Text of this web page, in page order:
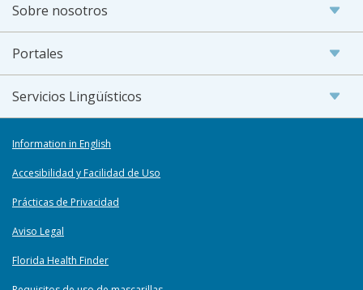
Sobre nosotros
Portales
Servicios Lingüísticos
Information in English
Accesibilidad y Facilidad de Uso
Prácticas de Privacidad
Aviso Legal
Florida Health Finder